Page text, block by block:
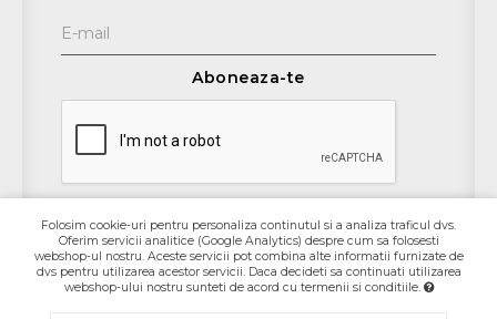
Aboneaza-te
Contact
Folosim cookie-uri pentru personaliza continutul si a analiza traficul dvs.
Oferim servicii analitice (Google Analytics) despre cum sa folosesti
webshop-ul nostru. Aceste servicii pot combina alte informatii furnizate de
dvs pentru utilizarea acestor servicii. Daca decideti sa continuati utilizarea
webshop-ului nostru sunteti de acord cu termenii si conditiile.